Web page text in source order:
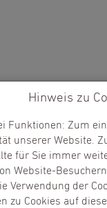
Sorgfalt
der
fehlerhafter und
unverbindlich.
Ankündigung zu
Hinweis zu
Funktionen: Zum
unserer Website.
für Sie immer
Website-Besuchern
Verwendung der
zu Cookies auf